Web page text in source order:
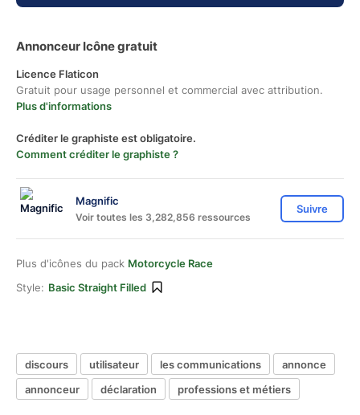
Annonceur Icône gratuit
Licence Flaticon
Gratuit pour usage personnel et commercial avec attribution.
Plus d'informations
Créditer le graphiste est obligatoire.
Comment créditer le graphiste ?
Magnific
Voir toutes les 3,282,856 ressources
Suivre
Plus d'icônes du pack Motorcycle Race
Style: Basic Straight Filled
discours utilisateur les communications
annonce
annonceur
déclaration professions et métiers